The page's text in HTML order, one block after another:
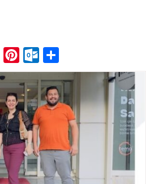
LinkedIn
Pinterest
Outlook.com